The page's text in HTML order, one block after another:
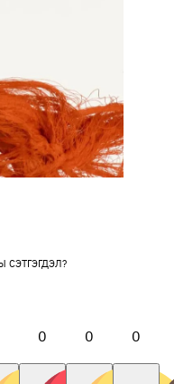
СЭТГЭГДЭЛ?
0 0 0